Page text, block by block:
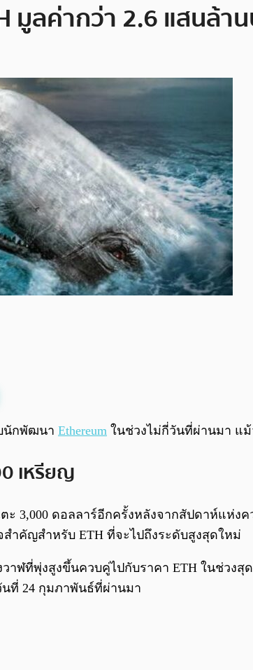
มูลค่ากว่า 2.6 แสนล้
นักพัฒนา Ethereum ในช่วงไม่กี่วันที่ผ่านมา แม้
เหรียญ
3,000 ดอลลาร์อีกครั้งหลังจากสัปดาห์แห่
ำคัญสำหรับ ETH ที่จะไปถึงระดับสูงสุดใหม่
ฬที่พุ่งสูงขึ้นควบคู่ไปกับราคา ETH ในช่วง
ที่ 24 กุมภาพันธ์ที่ผ่านมา